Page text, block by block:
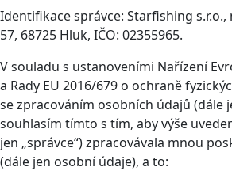
Identifikace správce: Starfishing s.r.o.,
57, 68725 Hluk, IČO: 02355965.
V souladu s ustanoveními Nařízení
a Rady EU 2016/679 o ochraně
se zpracováním osobních údajů (dále
souhlasím tímto s tím, aby výše
jen „správce“) zpracovávala mnou
(dále jen osobní údaje), a to: